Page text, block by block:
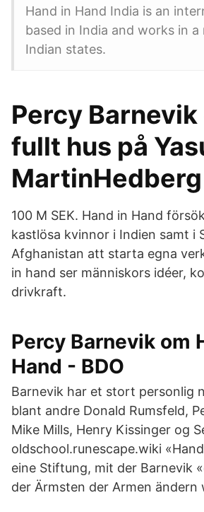
Hand in Hand India is an
based in India and works in
Indian states.
Percy
fullt hus på
MartinHedberg
100 M SEK. Hand in Hand
kastlösa kvinnor i Indien samt i
Afghanistan att starta egna
in hand ser människors idéer,
drivkraft.
Percy Barnevik om
Hand - BDO
Barnevik har et stort personlig
blant andre Donald Rumsfeld,
Mike Mills, Henry Kissinger og
oldschool.runescape.wiki
eine Stiftung, mit der Barnevik
der Ärmsten der Armen ändern